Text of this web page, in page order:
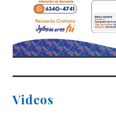
Videos